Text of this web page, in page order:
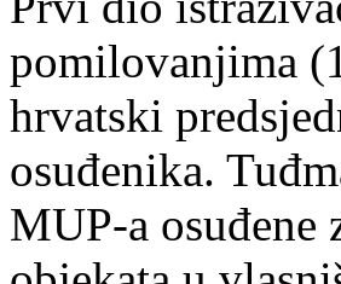
pomilovanjima
hrvatski
osuđenika.
MUP-a osuđene